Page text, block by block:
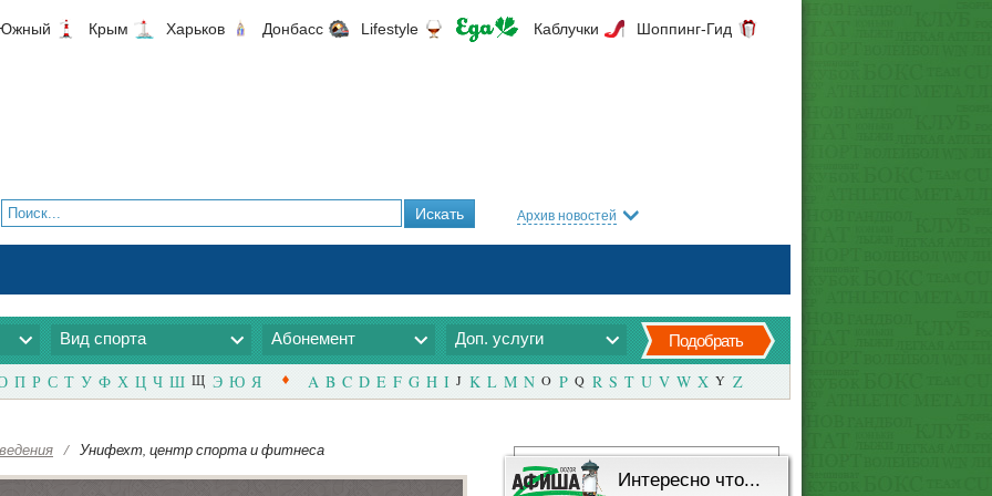
Крым Харьков Донбасс Lifestyle Каблучки Шоппинг-Гид
Архив новостей
Вид спорта Абонемент Доп. услуги Подобрать
П Р С Т У Ф Х Ц Ч Ш Щ Э Ю Я A B C D E F G H I J K L M N O P Q R S T U V W X Y Z
/ Унифехт, центр спорта и фитнеса
Интересно что...